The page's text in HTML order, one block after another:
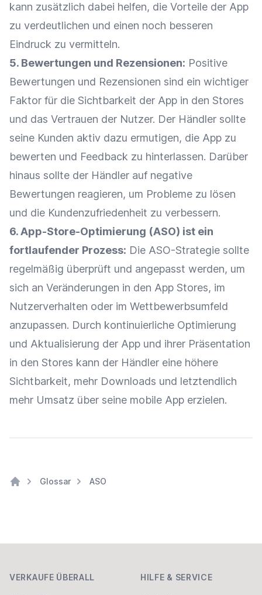
kann zusätzlich dabei helfen, die Vorteile der App
zu verdeutlichen und einen noch besseren
Eindruck zu vermitteln.
5. Bewertungen und Rezensionen: Positive
Bewertungen und Rezensionen sind ein wichtiger
Faktor für die Sichtbarkeit der App in den Stores
und das Vertrauen der Nutzer. Der Händler sollte
seine Kunden aktiv dazu ermutigen, die App zu
bewerten und Feedback zu hinterlassen. Darüber
hinaus sollte der Händler auf negative
Bewertungen reagieren, um Probleme zu lösen
und die Kundenzufriedenheit zu verbessern.
6. App-Store-Optimierung (ASO) ist ein
fortlaufender Prozess: Die ASO-Strategie sollte
regelmäßig überprüft und angepasst werden, um
sich an Veränderungen in den App Stores, im
Nutzerverhalten oder im Wettbewerbsumfeld
anzupassen. Durch kontinuierliche Optimierung
und Aktualisierung der App und ihrer Präsentation
in den Stores kann der Händler eine höhere
Sichtbarkeit, mehr Downloads und letztendlich
mehr Umsatz über seine mobile App erzielen.
Glossar ASO
VERKAUFE ÜBERALL HILFE & SERVICE